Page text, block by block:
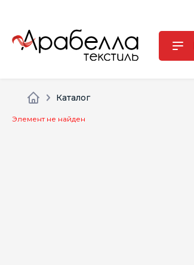
Каталог
Элемент не найден